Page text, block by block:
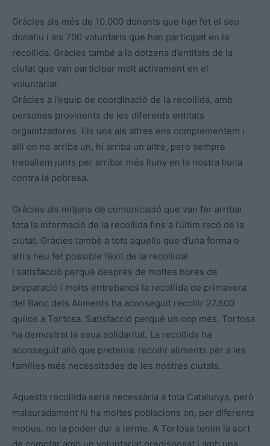
Gràcies als més de 10.000 donants que han fet el seu
donatiu i als 700 voluntaris que han participat en la
recollida. Gràcies també a la dotzena d’entitats de la
ciutat que van participar molt activament en el
voluntariat.
Gràcies a l’equip de coordinació de la recollida, amb
persones provinents de les diferents entitats
organitzadores. Els uns als altres ens complementem i
allí on no arriba un, hi arriba un altre, però sempre
treballem junts per arribar més lluny en la nostra lluita
contra la pobresa.
Gràcies als mitjans de comunicació que van fer arribar
tota la informació de la recollida fins a l’últim racó de la
ciutat. Gràcies també a tots aquells que d’una forma o
altra heu fet possible l’èxit de la recollida!
I satisfacció perquè després de moltes hores de
preparació i molts entrebancs la recollida de primavera
del Banc dels Aliments ha aconseguit recollir 27.500
quilos a Tortosa. Satisfacció perquè un cop més, Tortosa
ha demostrat la seua solidaritat. La recollida ha
aconseguit allò que pretenia: recollir aliments per a les
famílies més necessitades de les nostres ciutats.
Aquesta recollida seria necessària a tota Catalunya, però
malauradament hi ha moltes poblacions on, per diferents
motius, no la poden dur a terme. A Tortosa tenim la sort